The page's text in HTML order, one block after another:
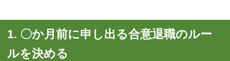
1. 〇か月前に申し出る合意退職のルー
ルを決める